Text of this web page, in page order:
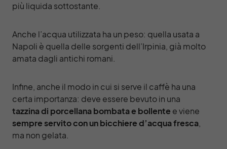
più liquida sottostante.
Anche l’acqua utilizzata ha un peso: quella usata a
Napoli è quella delle sorgenti dell’Irpinia, già molto
amata dagli antichi romani.
Infine, anche il modo in cui si serve il caffè ha una
certa importanza: deve essere bevuto in una
tazzina di porcellana bombata e bollente e viene
sempre servito con un bicchiere d’acqua fresca
ma non gelata.